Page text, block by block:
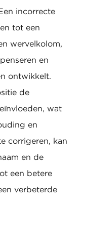
incorrecte
tot een
wervelkolom,
en
ontwikkelt.
de
wat
en
corrigeren, kan
en de
een betere
verbeterde